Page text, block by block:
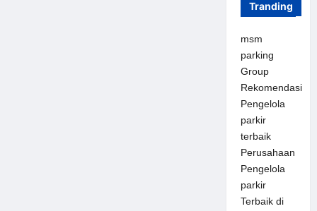
Tranding
msm
parking
Group
Rekomendasi
Pengelola
parkir
terbaik
Perusahaan
Pengelola
parkir
Terbaik di